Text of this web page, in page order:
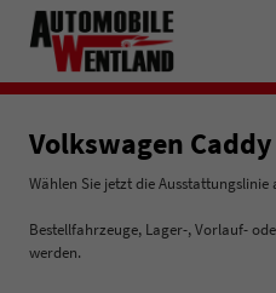
Volkswagen
Wählen Sie jetzt die
Im Menü
Bestellfahrzeuge, Lager-, Vorlauf-
werden.